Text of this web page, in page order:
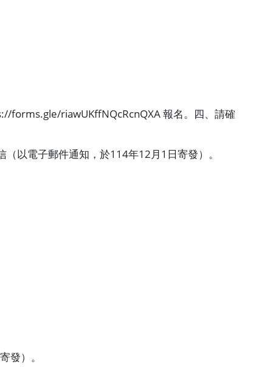
forms.gle/riawUKffNQcRcnQXA報名。四、請確
（以電子郵件通知，於114年12月1 日寄發）。
發）。